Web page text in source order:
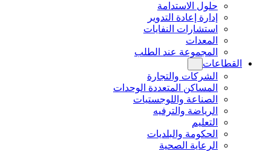
حلول الاستدامة
إدارة إعادة التدوير
استشارات النفايات
المعدات
المجموعة عند الطلب
القطاعات
الشركات والتجارة
المساكن المتعددة الوحدات
الصناعة واللوجستيات
الرياضة والترفيه
التعليم
الحكومة والبلديات
الرعاية الصحية